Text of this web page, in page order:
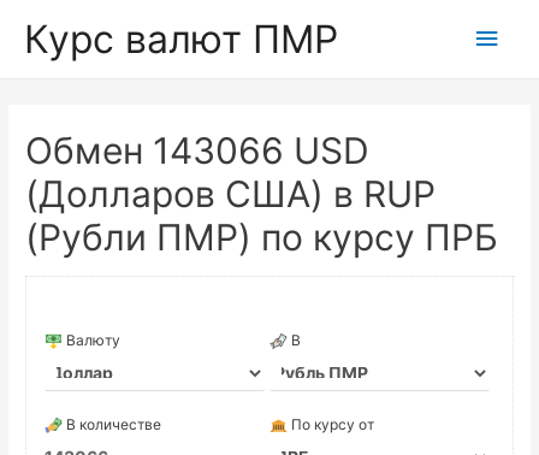
Курс валют ПМР
Обмен 143066 USD
(Долларов США) в RUP
(Рубли ПМР) по курсу ПРБ
Валюту В
В количестве По курсу от